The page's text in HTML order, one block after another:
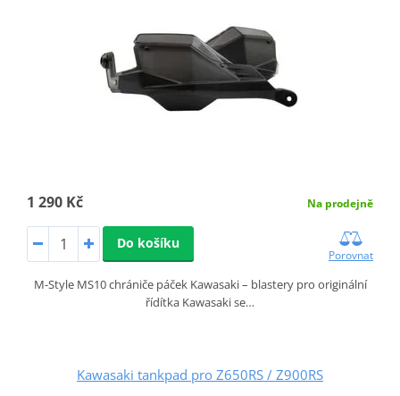
1 290 Kč Na prodejně
Do košíku
Porovnat
M-Style MS10 chrániče páček Kawasaki – blastery pro originální
řídítka Kawasaki se…
Kawasaki tankpad pro Z650RS / Z900RS